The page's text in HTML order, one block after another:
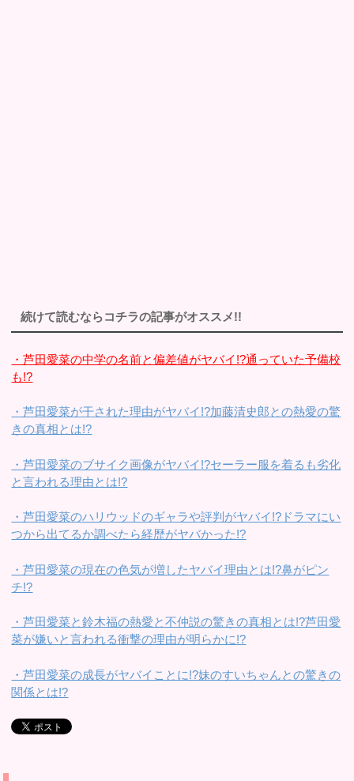
続けて読むならコチラの記事がオススメ!!
・芦田愛菜の中学の名前と偏差値がヤバイ!?通っていた予備校
も!?
・芦田愛菜が干された理由がヤバイ!?加藤清史郎との熱愛の驚
きの真相とは!?
・芦田愛菜のブサイク画像がヤバイ!?セーラー服を着るも劣化
と言われる理由とは!?
・芦田愛菜のハリウッドのギャラや評判がヤバイ!?ドラマにい
つから出てるか調べたら経歴がヤバかった!?
・芦田愛菜の現在の色気が増したヤバイ理由とは!?鼻がピン
チ!?
・芦田愛菜と鈴木福の熱愛と不仲説の驚きの真相とは!?芦田愛
菜が嫌いと言われる衝撃の理由が明らかに!?
・芦田愛菜の成長がヤバイことに!?妹のすいちゃんとの驚きの
関係とは!?